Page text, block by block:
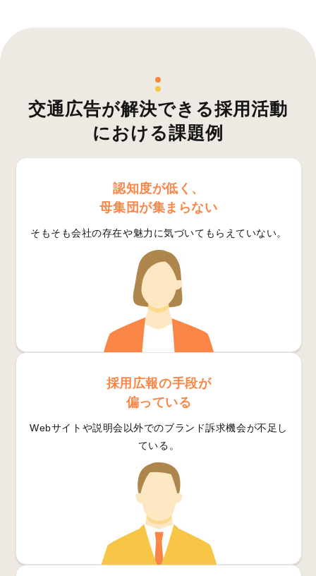
交通広告が解決できる採用活動
における課題例
認知度が低く、
母集団が集まらない
そもそも会社の存在や魅力に気づいてもらえていない。
採用広報の手段が
偏っている
Webサイトや説明会以外でのブランド訴求機会が不足し
ている。